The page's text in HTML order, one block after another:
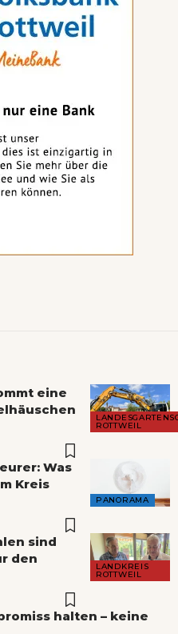
ROTTWEIL
eine
PANORAMA
Was
Kreis
LANDKREIS
ROTTWEIL
sind
den
halten – keine